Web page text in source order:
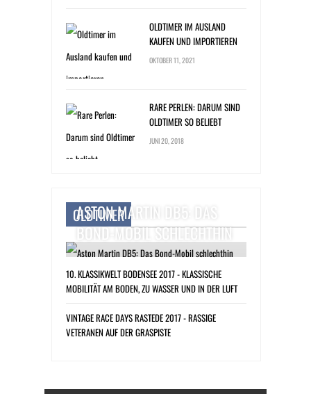
OLDTIMER IM AUSLAND
KAUFEN UND IMPORTIEREN
OKTOBER 11, 2021
RARE PERLEN: DARUM SIND
OLDTIMER SO BELIEBT
JUNI 20, 2018
OLDTIMER
ASTON MARTIN DB5: DAS
BOND-MOBIL SCHLECHTHIN
10. KLASSIKWELT BODENSEE 2017 - KLASSISCHE
MOBILITÄT AM BODEN, ZU WASSER UND IN DER LUFT
VINTAGE RACE DAYS RASTEDE 2017 - RASSIGE
VETERANEN AUF DER GRASPISTE